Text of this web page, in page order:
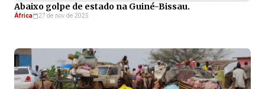
Abaixo golpe de estado na Guiné-Bissau.
África 27 de nov de 2025